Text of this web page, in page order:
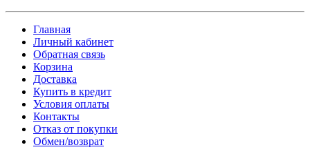
Главная
Личный кабинет
Обратная связь
Корзина
Доставка
Купить в кредит
Условия оплаты
Контакты
Отказ от покупки
Обмен/возврат